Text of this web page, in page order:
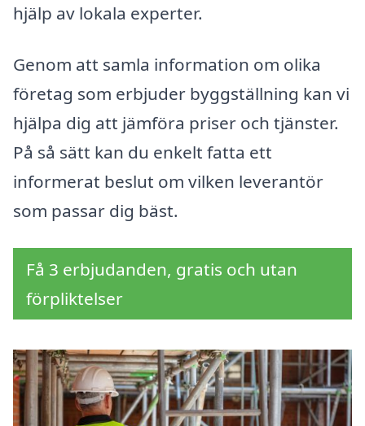
hjälp av lokala experter.
Genom att samla information om olika
företag som erbjuder byggställning kan vi
hjälpa dig att jämföra priser och tjänster.
På så sätt kan du enkelt fatta ett
informerat beslut om vilken leverantör
som passar dig bäst.
Få 3 erbjudanden, gratis och utan
förpliktelser